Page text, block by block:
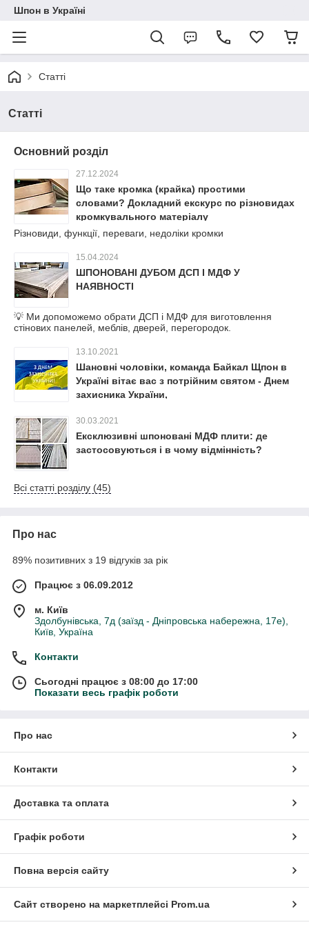
Шпон в Україні
Статті
Статті
Основний розділ
27.12.2024
Що таке кромка (крайка) простими
словами? Докладний екскурс по різновидах
кромкувального матеріалу
Різновиди, функції, переваги, недоліки кромки
15.04.2024
ШПОНОВАНІ ДУБОМ ДСП І МДФ У
НАЯВНОСТІ
💡 Ми допоможемо обрати ДСП і МДФ для виготовлення
стінових панелей, меблів, дверей, перегородок.
13.10.2021
Шановні чоловіки, команда Байкал Щпон в
Україні вітає вас з потрійним святом - Днем
захисника України,
30.03.2021
Ексклюзивні шпоновані МДФ плити: де
застосовуються і в чому відмінність?
Всі статті розділу (45)
Про нас
89% позитивних з 19 відгуків за рік
Працює з 06.09.2012
м. Київ
Здолбунівська, 7д (заїзд - Дніпровська набережна, 17е),
Київ, Україна
Контакти
Сьогодні працює з 08:00 до 17:00
Показати весь графік роботи
Про нас
Контакти
Доставка та оплата
Графік роботи
Повна версія сайту
Сайт створено на маркетплейсі Prom.ua